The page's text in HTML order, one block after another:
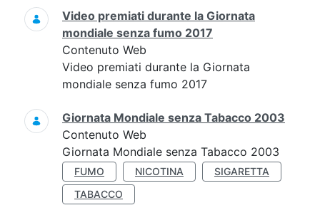
Video premiati durante la Giornata
mondiale senza fumo 2017
Contenuto Web
Video premiati durante la Giornata
mondiale senza fumo 2017
Giornata Mondiale senza Tabacco 2003
Contenuto Web
Giornata Mondiale senza Tabacco 2003
FUMO NICOTINA
SIGARETTA
TABACCO